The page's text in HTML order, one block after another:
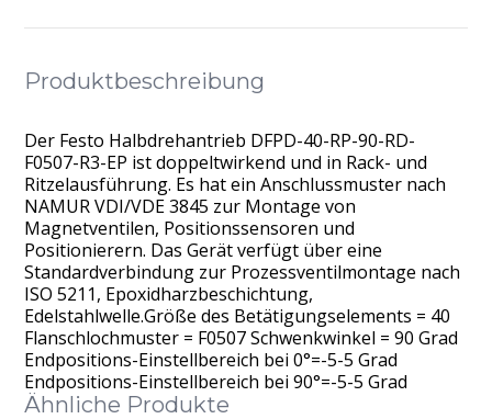
Produktbeschreibung
Der Festo Halbdrehantrieb DFPD-40-RP-90-RD-
F0507-R3-EP ist doppeltwirkend und in Rack- und
Ritzelausführung. Es hat ein Anschlussmuster nach
NAMUR VDI/VDE 3845 zur Montage von
Magnetventilen, Positionssensoren und
Positionierern. Das Gerät verfügt über eine
Standardverbindung zur Prozessventilmontage nach
ISO 5211, Epoxidharzbeschichtung,
Edelstahlwelle.Größe des Betätigungselements = 40
Flanschlochmuster = F0507 Schwenkwinkel = 90 Grad
Endpositions-Einstellbereich bei 0°=-5-5 Grad
Endpositions-Einstellbereich bei 90°=-5-5 Grad
Ähnliche Produkte